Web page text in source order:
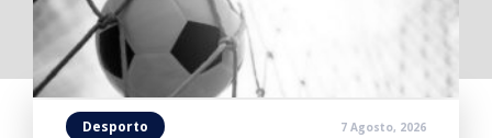
Desporto 7 Agosto, 2026